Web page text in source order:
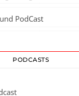
PodCast
PODCASTS